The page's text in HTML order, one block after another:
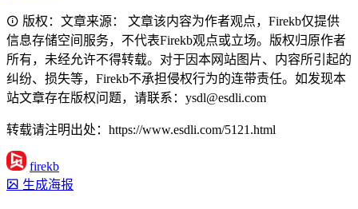
版权：文章来源： 文章该内容为作者观点，Firekb仅提供
信息存储空间服务，不代表Firekb观点或立场。版权归原作者
所有，未经允许不得转载。对于因本网站图片、内容所引起的
纠纷、损失等，Firekb不承担侵权行为的连带责任。如发现本
站文章存在版权问题，请联系：ysdl@esdli.com
转载请注明出处：https://www.esdli.com/5121.html
firekb
生成海报